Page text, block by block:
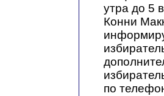
утра до 5
Конни
по